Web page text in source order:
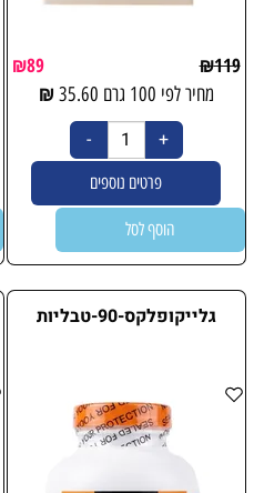
₪119
₪89
מחיר לפי 100 גרם 35.60
₪
פרטים נוספים
הוסף לסל
גלייקופלקס-90-טבליות